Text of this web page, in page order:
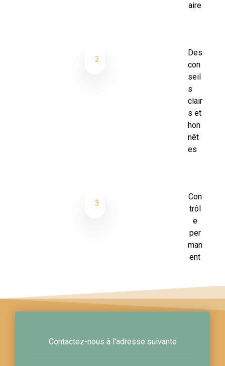
aire
2
Des
con
seil
s
clair
s et
hon
nêt
es
3
Con
trôl
e
per
man
ent
Contactez-nous à l'adresse suivante